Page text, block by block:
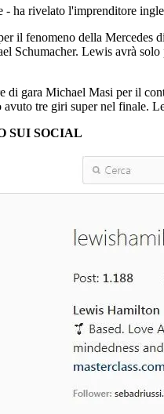
ha rivelato l'imprenditore
il fenomeno della
Schumacher. Lewis avrà
di gara Michael Masi per il
tre giri super nel finale.
SUI SOCIAL